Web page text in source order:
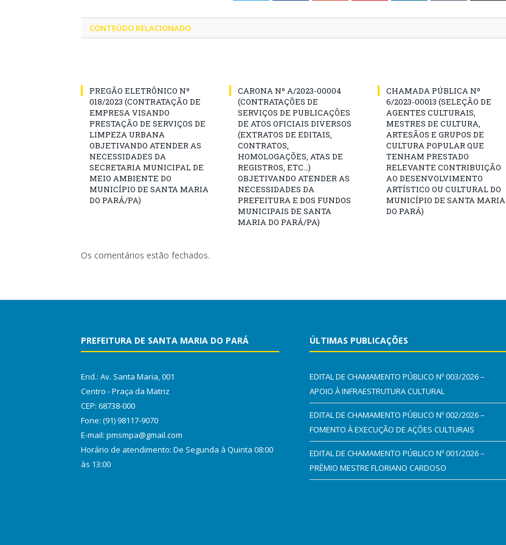
CONTEÚDO RELACIONADO
PREGÃO ELETRÔNICO Nº
018/2023 (CONTRATAÇÃO DE
EMPRESA VISANDO
PRESTAÇÃO DE SERVIÇOS DE
LIMPEZA URBANA
OBJETIVANDO ATENDER AS
NECESSIDADES DA
SECRETARIA MUNICIPAL DE
MEIO AMBIENTE DO
MUNICÍPIO DE SANTA MARIA
DO PARÁ/PA)
CARONA Nº A/2023-00004
(CONTRATAÇÕES DE
SERVIÇOS DE PUBLICAÇÕES
DE ATOS OFICIAIS DIVERSOS
(EXTRATOS DE EDITAIS,
CONTRATOS,
HOMOLOGAÇÕES, ATAS DE
REGISTROS, ETC…)
OBJETIVANDO ATENDER AS
NECESSIDADES DA
PREFEITURA E DOS FUNDOS
MUNICIPAIS DE SANTA
MARIA DO PARÁ/PA)
CHAMADA PÚBLICA Nº
6/2023-00013 (SELEÇÃO DE
AGENTES CULTURAIS,
MESTRES DE CULTURA,
ARTESÃOS E GRUPOS DE
CULTURA POPULAR QUE
TENHAM PRESTADO
RELEVANTE CONTRIBUIÇÃO
AO DESENVOLVIMENTO
ARTÍSTICO OU CULTURAL DO
MUNICÍPIO DE SANTA MARIA
DO PARÁ)
Os comentários estão fechados.
PREFEITURA DE SANTA MARIA DO PARÁ
End.: Av. Santa Maria, 001
Centro - Praça da Matriz
CEP: 68738-000
Fone: (91) 98117-9070
E-mail: pmsmpa@gmail.com
Horário de atendimento: De Segunda à Quinta 08:00
às 13:00
ÚLTIMAS PUBLICAÇÕES
EDITAL DE CHAMAMENTO PÚBLICO Nº 003/2026 –
APOIO À INFRAESTRUTURA CULTURAL
EDITAL DE CHAMAMENTO PÚBLICO Nº 002/2026 –
FOMENTO À EXECUÇÃO DE AÇÕES CULTURAIS
EDITAL DE CHAMAMENTO PÚBLICO Nº 001/2026 –
PRÊMIO MESTRE FLORIANO CARDOSO